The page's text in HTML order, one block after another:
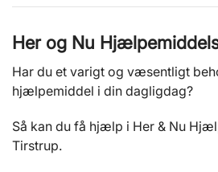
Her og Nu
Har du et varigt og væsentligt
hjælpemiddel i din dagligdag?
Så kan du få hjælp i Her & Nu
Tirstrup.